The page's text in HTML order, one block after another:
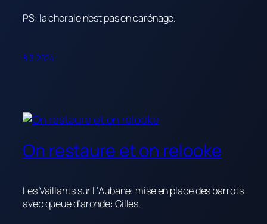
PS: la chorale n’est pas en carénage.
8.3.2024
On restaure et on relooke
Les Vaillants sur l ‘Aubane: mise en place des barrots
avec queue d’aronde: Gilles,